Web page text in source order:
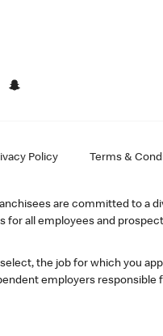
Policy Terms &
are committed to a
for all employees and
the job for which you
employers